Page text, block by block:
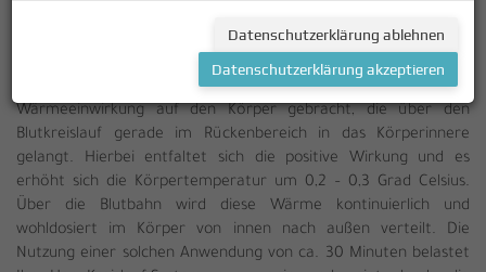
Datenschutzerklärung ablehnen
Datenschutzerklärung akzeptieren
da der Körper bei ca. 27 – 40 Grad optimal entspannen kann.
Über die speziell entwickelten Rückenstrahler wird eine
berührungslose, gleichmäßige und wohltuende
Wärmeeinwirkung auf den Körper gebracht, die über den
Blutkreislauf gerade im Rückenbereich in das Körperinnere
gelangt. Hierbei entfaltet sich die positive Wirkung und es
erhöht sich die Körpertemperatur um 0,2 – 0,3 Grad Celsius.
Über die Blutbahn wird diese Wärme kontinuierlich und
wohldosiert im Körper von innen nach außen verteilt. Die
Nutzung einer solchen Anwendung von ca. 30 Minuten belastet